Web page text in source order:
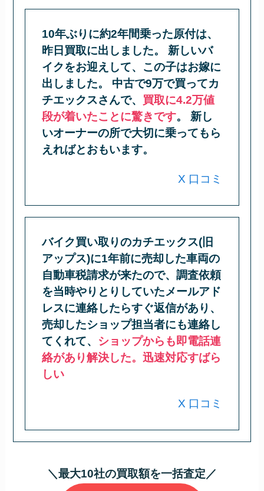
10年ぶりに約2年間乗った原付は、
昨日買取に出しました。 新しいバ
イクをお迎えして、この子はお嫁に
出しました。 中古で9万で買ってカ
チエックスさんで、 買取に4.2万値
段が着いたことに驚きです。 新し
いオーナーの所で大切に乗ってもら
えればとおもいます。
X 口コミ
バイク買い取りのカチエックス(旧
アップス)に1年前に売却した車両の
自動車税請求が来たので、調査依頼
を当時やりとりしていたメールアド
レスに連絡したらすぐ返信があり、
売却したショップ担当者にも連絡し
てくれて、 ショップからも即電話連
絡があり解決した。迅速対応すばら
しい
X 口コミ
＼最大10社の買取額を一括査定／